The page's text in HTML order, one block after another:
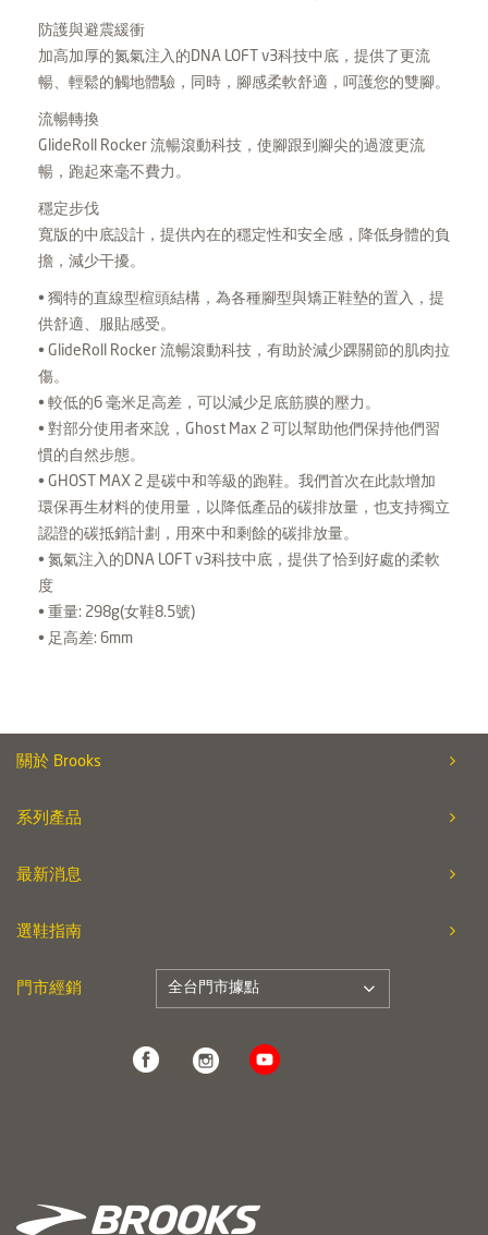
防護與避震緩衝
加高加厚的氮氣注入的DNA LOFT v3科技中底，提供了更流
暢、輕鬆的觸地體驗，同時，腳感柔軟舒適，呵護您的雙腳。
流暢轉換
GlideRoll Rocker 流暢滾動科技，使腳跟到腳尖的過渡更流
暢，跑起來毫不費力。
穩定步伐
寬版的中底設計，提供內在的穩定性和安全感，降低身體的負
擔，減少干擾。
• 獨特的直線型楦頭結構，為各種腳型與矯正鞋墊的置入，提
供舒適、服貼感受。
• GlideRoll Rocker 流暢滾動科技，有助於減少踝關節的肌肉拉
傷。
• 較低的6 毫米足高差，可以減少足底筋膜的壓力。
• 對部分使用者來說，Ghost Max 2 可以幫助他們保持他們習
慣的自然步態。
• GHOST MAX 2 是碳中和等級的跑鞋。我們首次在此款增加
環保再生材料的使用量，以降低產品的碳排放量，也支持獨立
認證的碳抵銷計劃，用來中和剩餘的碳排放量。
• 氮氣注入的DNA LOFT v3科技中底，提供了恰到好處的柔軟
度
• 重量: 298g(女鞋8.5號)
• 足高差: 6mm
關於 Brooks
系列產品
最新消息
選鞋指南
門市經銷 全台門市據點